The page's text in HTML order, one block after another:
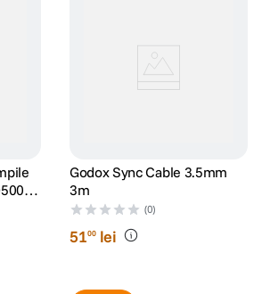
Godox Sync Cable 3.5mm
3m
(0)
5100 lei